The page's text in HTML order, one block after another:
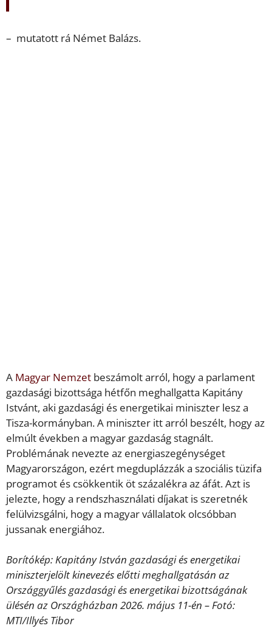
– mutatott rá Német Balázs.
A Magyar Nemzet beszámolt arról, hogy a parlament
gazdasági bizottsága hétfőn meghallgatta Kapitány
Istvánt, aki gazdasági és energetikai miniszter lesz a
Tisza-kormányban. A miniszter itt arról beszélt, hogy az
elmúlt években a magyar gazdaság stagnált.
Problémának nevezte az energiaszegénységet
Magyarországon, ezért megduplázzák a szociális tüzifa
programot és csökkentik öt százalékra az áfát. Azt is
jelezte, hogy a rendszhasználati díjakat is szeretnék
felülvizsgálni, hogy a magyar vállalatok olcsóbban
jussanak energiához.
Borítókép: Kapitány István gazdasági és energetikai
miniszterjelölt kinevezés előtti meghallgatásán az
Országgyűlés gazdasági és energetikai bizottságának
ülésén az Országházban 2026. május 11-én – Fotó:
MTI/Illyés Tibor